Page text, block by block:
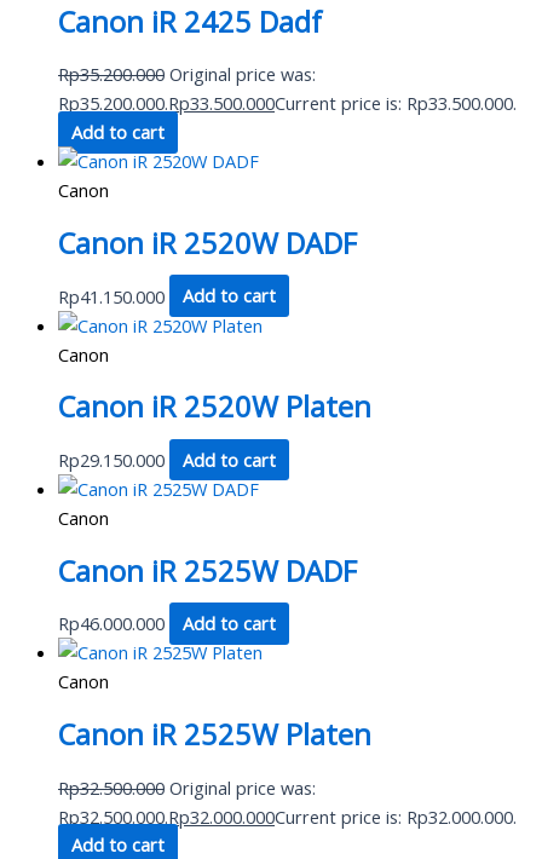
Canon iR 2425 Dadf
Rp35.200.000 Original price was:
Rp35.200.000.Rp33.500.000Current price is: Rp33.500.000.
Add to cart
Canon
Canon iR 2520W DADF
Rp41.150.000 Add to cart
Canon
Canon iR 2520W Platen
Rp29.150.000 Add to cart
Canon
Canon iR 2525W DADF
Rp46.000.000 Add to cart
Canon
Canon iR 2525W Platen
Rp32.500.000 Original price was:
Rp32.500.000.Rp32.000.000Current price is: Rp32.000.000.
Add to cart